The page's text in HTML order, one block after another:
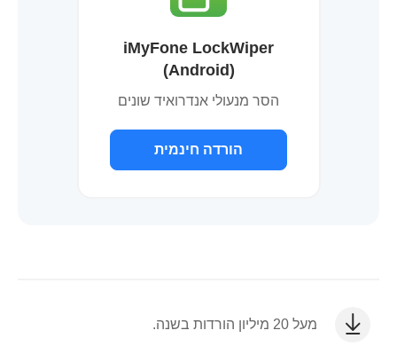
iMyFone LockWiper
(Android)
הסר מנעולי אנדרואיד שונים
הורדה חינמית
מעל 20 מיליון הורדות בשנה.